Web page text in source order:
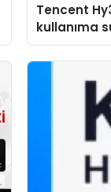
Tencent
kullanıma